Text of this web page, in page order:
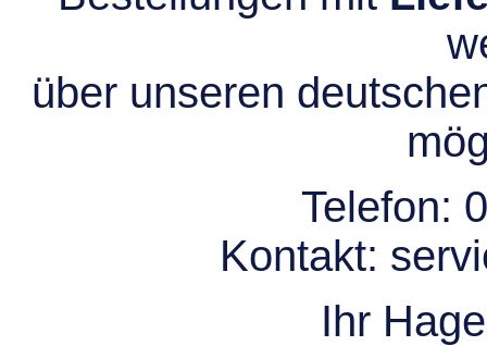
über unseren
Telefon:
Kontakt:
Ihr